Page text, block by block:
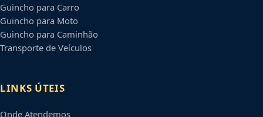
Guincho para Carro
Guincho para Moto
Guincho para Caminhão
Transporte de Veículos
LINKS ÚTEIS
Onde Atendemos